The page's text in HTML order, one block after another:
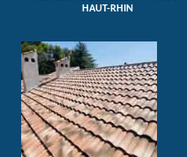
HAUT-RHIN